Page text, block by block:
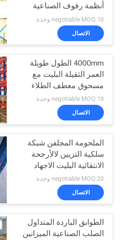
PRIVACY
POLICY
حملة في
20
رف تؤيد
الميزانين
17
أنظمة رفوف الصناعية
negotiable MOQ:10 وحدة
الاتصال
4000mm الطول طويلة
العمر الثقيلة البليت مع
مسحوق معطف الطلاء
النهاية
negotiable MOQ:10 وحدة
الاتصال
الملحومة المجلفن شبكة
سلكية التزيين لالأرجحة
الانتقائية البليت الاجهاد
تخزين العناصر الصغيرة
negotiable MOQ:20 وحدة
الاتصال
الطوابق الباردة المتداول
الصلب الصناعية الميزانين